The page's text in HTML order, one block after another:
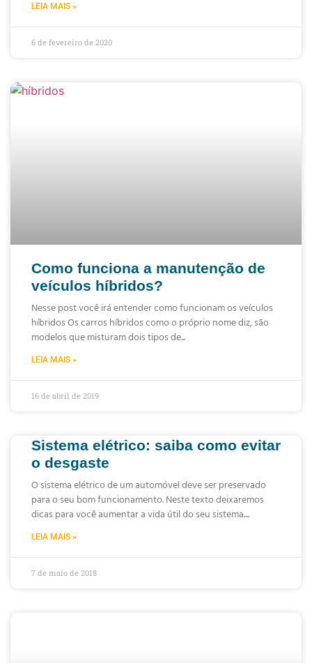
LEIA MAIS »
6 de fevereiro de 2020
Como funciona a manutenção de
veículos híbridos?
Nesse post você irá entender como funcionam os veículos
híbridos Os carros híbridos como o próprio nome diz, são
modelos que misturam dois tipos de
LEIA MAIS »
16 de abril de 2019
Sistema elétrico: saiba como evitar
o desgaste
O sistema elétrico de um automóvel deve ser preservado
para o seu bom funcionamento. Neste texto deixaremos
dicas para você aumentar a vida útil do seu sistema.
LEIA MAIS »
7 de maio de 2018